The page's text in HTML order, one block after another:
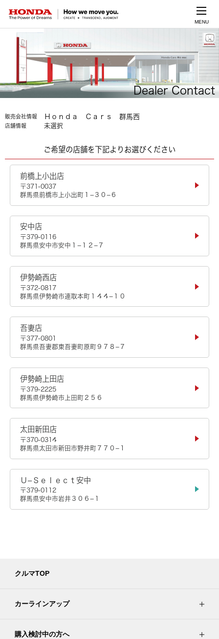
MENU
Dealer Contact
販売会社情報 Ｈｏｎｄａ Ｃａｒｓ 群馬西
店舗情報 未選択
ご希望の店舗を下記よりお選びください
前橋上小出店
〒371-0037
群馬県前橋市上小出町１−３０−６
安中店
〒379-0116
群馬県安中市安中１−１２−７
伊勢崎西店
〒372-0817
群馬県伊勢崎市連取本町１４４−１０
吾妻店
〒377-0801
群馬県吾妻郡東吾妻町原町９７８−７
伊勢崎上田店
〒379-2225
群馬県伊勢崎市上田町２５６
太田新田店
〒370-0314
群馬県太田市新田市野井町７７０−１
Ｕ−Ｓｅｌｅｃｔ安中
〒379-0112
群馬県安中市岩井３０６−１
クルマTOP
カーラインアップ
購入検討中の方へ